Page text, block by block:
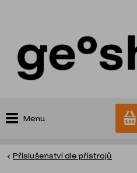
Menu
Příslušenství dle přístrojů